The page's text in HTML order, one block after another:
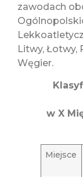
zawodach
Litwy, Łotwy,
Węgier.
w X
Miejsce